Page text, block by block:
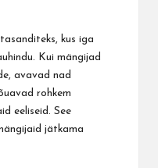
kus iga
Kui mängijad
avavad nad
rohkem
eeliseid. See
jätkama